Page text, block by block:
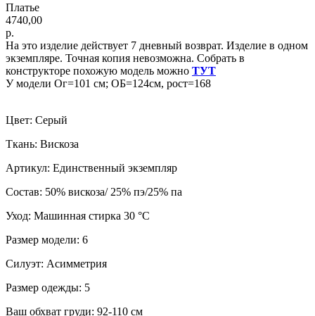
Платье
4740,00
р.
На это изделие действует 7 дневный возврат. Изделие в одном
экземпляре. Точная копия невозможна. Собрать в
конструкторе похожую модель можно ТУТ
У модели Ог=101 см; ОБ=124см, рост=168
Цвет: Серый
Ткань: Вискоза
Артикул: Единственный экземпляр
Состав: 50% вискоза/ 25% пэ/25% па
Уход: Машинная стирка 30 °C
Размер модели: 6
Силуэт: Асимметрия
Размер одежды: 5
Ваш обхват груди: 92-110 см